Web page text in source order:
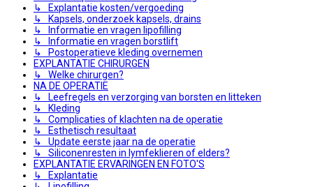
↳ Explantatie kosten/vergoeding
↳ Kapsels, onderzoek kapsels, drains
↳ Informatie en vragen lipofilling
↳ Informatie en vragen borstlift
↳ Postoperatieve kleding overnemen
EXPLANTATIE CHIRURGEN
↳ Welke chirurgen?
NA DE OPERATIE
↳ Leefregels en verzorging van borsten en litteken
↳ Kleding
↳ Complicaties of klachten na de operatie
↳ Esthetisch resultaat
↳ Update eerste jaar na de operatie
↳ Siliconenresten in lymfeklieren of elders?
EXPLANTATIE ERVARINGEN EN FOTO'S
↳ Explantatie